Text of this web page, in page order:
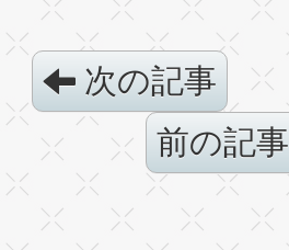
次の記事
前の記事